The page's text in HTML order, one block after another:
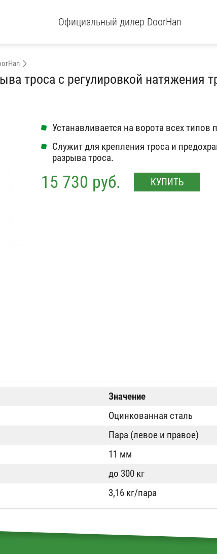
Официальный дилер DoorHan
троса с регулировкой натяжения
Устанавливается на ворота всех
Служит для крепления троса и
разрыва троса.
15 730 руб. КУПИТЬ
Значение
Оцинкованная сталь
Пара (левое и правое)
11 мм
до 300 кг
3,16 кг/пара